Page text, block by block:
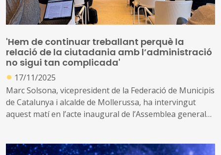
'Hem de continuar treballant perquè la
relació de la ciutadania amb l’administració
no sigui tan complicada'
● 17/11/2025
Marc Solsona, vicepresident de la Federació de Municipis
de Catalunya i alcalde de Mollerussa, ha intervingut
aquest matí en l’acte inaugural de l’Assemblea general